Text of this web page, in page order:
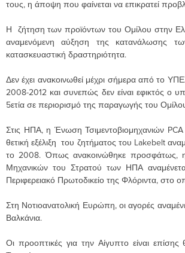
τους, η άποψη που φαίνεται να επικρατεί
Η ζήτηση των προϊόντων του Ομίλου στην
αναμενόμενη αύξηση της κατανάλωσης
κατασκευαστική δραστηριότητα.
Δεν έχει ανακοινωθεί μέχρι σήμερα από το
2008-2012 και συνεπώς δεν είναι εφικτός ο
5ετία σε περιορισμό της παραγωγής του
Στις ΗΠΑ, η Ένωση Τσιμεντοβιομηχανιών
θετική εξέλιξη του ζητήματος του Lakebelt
το 2008. Όπως ανακοινώθηκε προσφάτως,
Μηχανικών του Στρατού των ΗΠΑ
Περιφερειακό Πρωτοδικείο της Φλόριντα,
Στη Νοτιοανατολική Ευρώπη, οι αγορές
Βαλκάνια.
Οι προοπτικές για την Αίγυπτο είναι